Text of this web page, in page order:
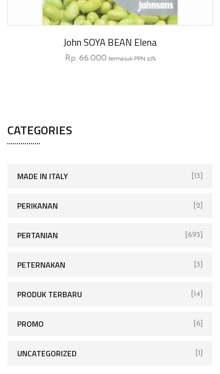
John SOYA BEAN Elena
Rp 66.000 termasuk PPN 10%
CATEGORIES
MADE IN ITALY [13]
PERIKANAN [2]
PERTANIAN [693]
PETERNAKAN [3]
PRODUK TERBARU [14]
PROMO [6]
UNCATEGORIZED [1]